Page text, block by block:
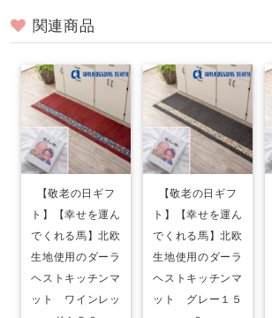
関連商品
【敬老の日ギフ
ト】【幸せを運ん
でくれる馬】北欧
生地使用のダーラ
ヘストキッチンマ
ット ワインレッ
【敬老の日ギフ
ト】【幸せを運ん
でくれる馬】北欧
生地使用のダーラ
ヘストキッチンマ
ット グレー１５